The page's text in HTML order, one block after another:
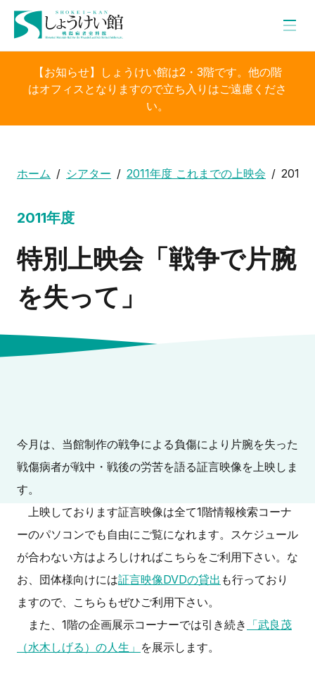
【お知らせ】しょうけい館は2・3階です。他の階
はオフィスとなりますので立ち入りはご遠慮くださ
い。
ホーム シアター 2011年度 これまでの上映会 2011
2011年度
特別上映会「戦争で片腕
を失って」
今月は、当館制作の戦争による負傷により片腕を失った
戦傷病者が戦中・戦後の労苦を語る証言映像を上映しま
す。
上映しております証言映像は全て1階情報検索コーナ
ーのパソコンでも自由にご覧になれます。スケジュール
が合わない方はよろしければこちらをご利用下さい。な
お、団体様向けには証言映像DVDの貸出 も行っており
ますので、こちらもぜひご利用下さい。
また、1階の企画展示コーナーでは引き続き 「武良茂
（水木しげる）の人生」 を展示します。